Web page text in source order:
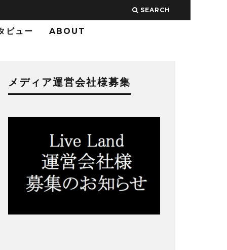
SEARCH
ビュー ABOUT
メディア運営会社様募集